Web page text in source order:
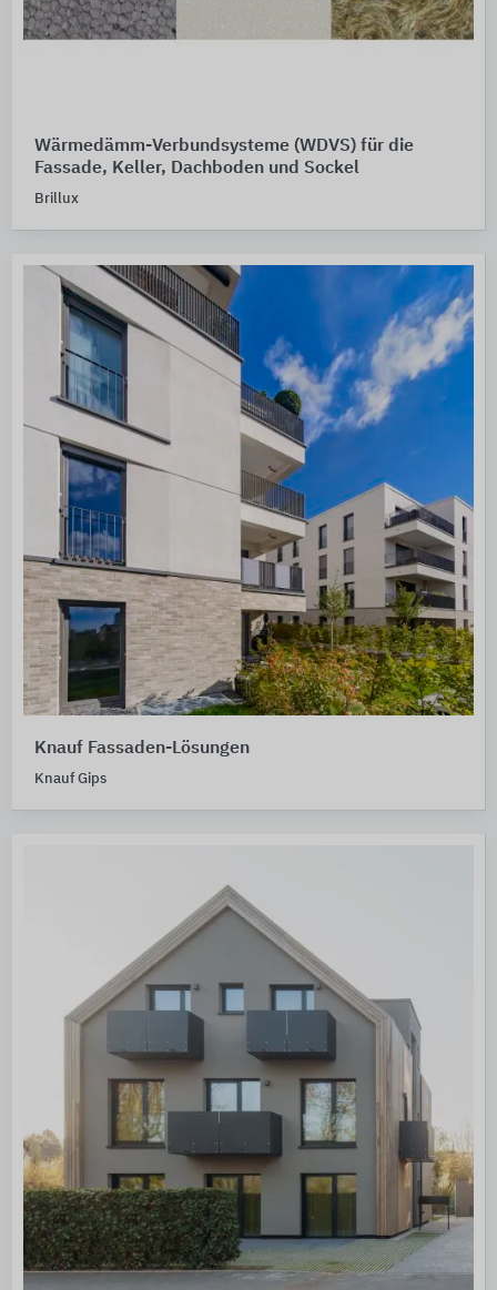
Wärmedämm-Verbundsysteme (WDVS) für die
Fassade, Keller, Dachboden und Sockel
Brillux
Knauf Fassaden-Lösungen
Knauf Gips